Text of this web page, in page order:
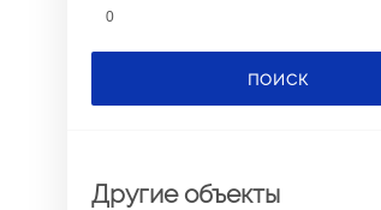
0
ПОИСК
Другие объекты